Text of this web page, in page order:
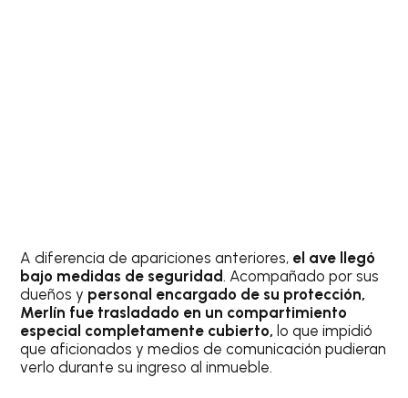
A diferencia de apariciones anteriores, el ave llegó
bajo medidas de seguridad. Acompañado por sus
dueños y personal encargado de su protección,
Merlín fue trasladado en un compartimiento
especial completamente cubierto, lo que impidió
que aficionados y medios de comunicación pudieran
verlo durante su ingreso al inmueble.